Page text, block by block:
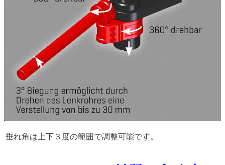
垂れ角は上下３度の範囲で調整可能です。